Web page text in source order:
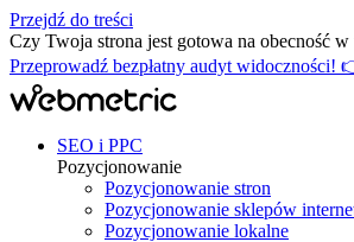
Przejdź do treści
Czy Twoja strona jest gotowa na obecność
Przeprowadź bezpłatny audyt widoczności!
SEO i PPC
Pozycjonowanie
Pozycjonowanie stron
Pozycjonowanie sklepów
Pozycjonowanie lokalne